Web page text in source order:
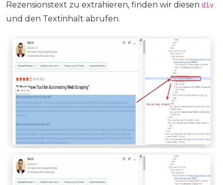
Rezensionstext zu extrahieren, finden wir diesen div
und den Textinhalt abrufen.